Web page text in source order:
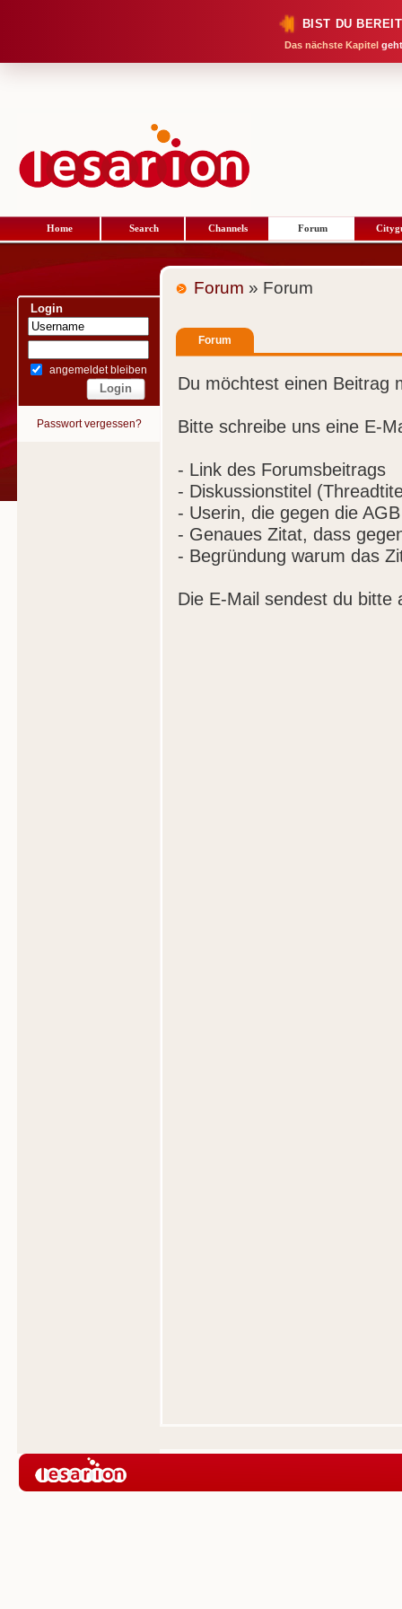
BIST DU
Das nächste Kapitel
Home Search Channels Forum
Login
angemeldet bleiben
Passwort vergessen?
Forum » Forum
Forum
Du möchtest einen Beitrag
Bitte schreibe uns eine E-
- Link des Forumsbeitrags
- Diskussionstitel
- Userin, die gegen die
- Genaues Zitat, dass
- Begründung warum das
Die E-Mail sendest du bitte